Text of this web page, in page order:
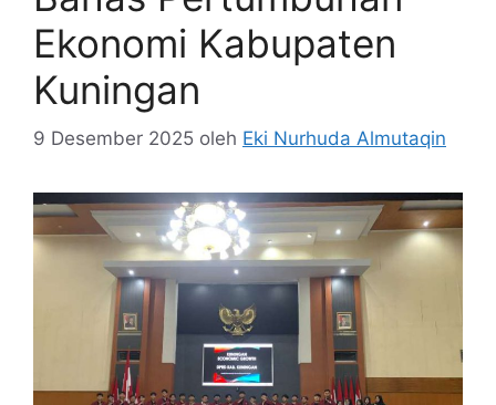
Ekonomi Kabupaten
Kuningan
9 Desember 2025 oleh Eki Nurhuda Almutaqin